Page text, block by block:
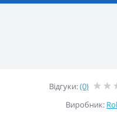
Відгуки:(0)
Виробник: